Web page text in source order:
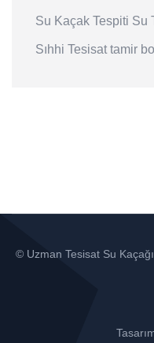
Su Kaçak Tespiti Su
Sıhhi Tesisat tamir
© Uzman Tesisat Su